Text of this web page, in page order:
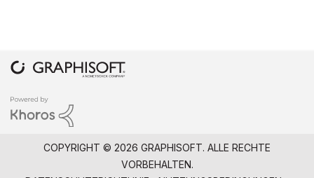
COPYRIGHT © 2026 GRAPHISOFT. ALLE RECHTE
VORBEHALTEN.